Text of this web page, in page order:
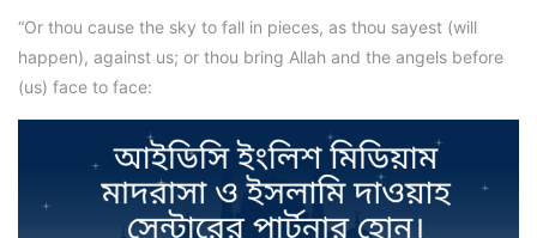
“Or thou cause the sky to fall in pieces, as thou sayest (will
happen), against us; or thou bring Allah and the angels before
(us) face to face: